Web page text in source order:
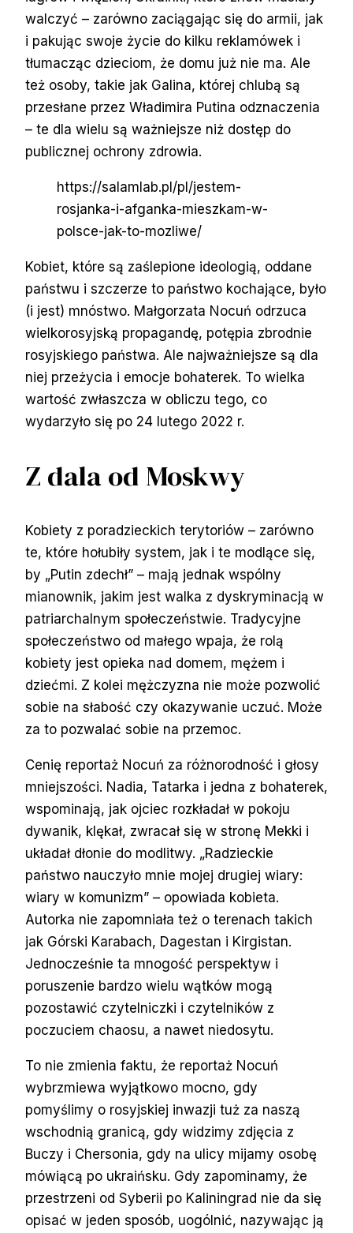
walczyć – zarówno zaciągając się do armii, jak
i pakując swoje życie do kilku reklamówek i
tłumacząc dzieciom, że domu już nie ma. Ale
też osoby, takie jak Galina, której chlubą są
przesłane przez Władimira Putina odznaczenia
– te dla wielu są ważniejsze niż dostęp do
publicznej ochrony zdrowia.
https://salamlab.pl/pl/jestem-
rosjanka-i-afganka-mieszkam-w-
polsce-jak-to-mozliwe/
Kobiet, które są zaślepione ideologią, oddane
państwu i szczerze to państwo kochające, było
(i jest) mnóstwo. Małgorzata Nocuń odrzuca
wielkorosyjską propagandę, potępia zbrodnie
rosyjskiego państwa. Ale najważniejsze są dla
niej przeżycia i emocje bohaterek. To wielka
wartość zwłaszcza w obliczu tego, co
wydarzyło się po 24 lutego 2022 r.
Z dala od Moskwy
Kobiety z poradzieckich terytoriów – zarówno
te, które hołubiły system, jak i te modlące się,
by „Putin zdechł” – mają jednak wspólny
mianownik, jakim jest walka z dyskryminacją w
patriarchalnym społeczeństwie. Tradycyjne
społeczeństwo od małego wpaja, że rolą
kobiety jest opieka nad domem, mężem i
dziećmi. Z kolei mężczyzna nie może pozwolić
sobie na słabość czy okazywanie uczuć. Może
za to pozwalać sobie na przemoc.
Cenię reportaż Nocuń za różnorodność i głosy
mniejszości. Nadia, Tatarka i jedna z bohaterek,
wspominają, jak ojciec rozkładał w pokoju
dywanik, klękał, zwracał się w stronę Mekki i
układał dłonie do modlitwy. „Radzieckie
państwo nauczyło mnie mojej drugiej wiary:
wiary w komunizm” – opowiada kobieta.
Autorka nie zapomniała też o terenach takich
jak Górski Karabach, Dagestan i Kirgistan.
Jednocześnie ta mnogość perspektyw i
poruszenie bardzo wielu wątków mogą
pozostawić czytelniczki i czytelników z
poczuciem chaosu, a nawet niedosytu.
To nie zmienia faktu, że reportaż Nocuń
wybrzmiewa wyjątkowo mocno, gdy
pomyślimy o rosyjskiej inwazji tuż za naszą
wschodnią granicą, gdy widzimy zdjęcia z
Buczy i Chersonia, gdy na ulicy mijamy osobę
mówiącą po ukraińsku. Gdy zapominamy, że
przestrzeni od Syberii po Kaliningrad nie da się
opisać w jeden sposób, uogólnić, nazywając ją